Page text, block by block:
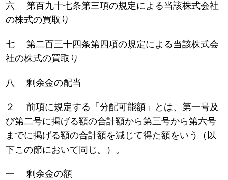
六 第百九十七条第三項の規定による当該株式会社
の株式の買取り
七 第二百三十四条第四項の規定による当該株式会
社の株式の買取り
八 剰余金の配当
２ 前項に規定する「分配可能額」とは、第一号及
び第二号に掲げる額の合計額から第三号から第六号
までに掲げる額の合計額を減じて得た額をいう（以
下この節において同じ。）。
一 剰余金の額